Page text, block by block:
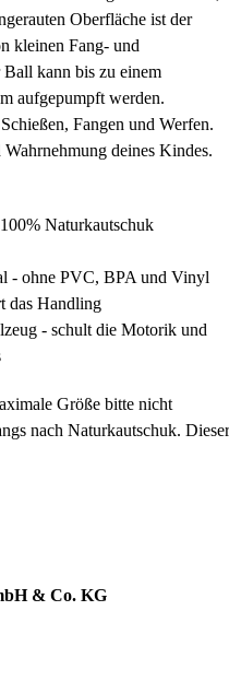
Oberfläche ist der
kleinen Fang- und
kann bis zu einem
aufgepumpft werden.
Fangen und Werfen.
deines Kindes.
Naturkautschuk
- ohne PVC, BPA und Vinyl
das Handling
- schult die Motorik und
Größe bitte nicht
nach Naturkautschuk. Dieser
& Co. KG